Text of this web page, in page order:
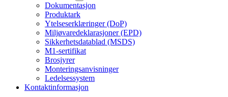
Dokumentasjon
Produktark
Ytelseserklæringer (DoP)
Miljøvaredeklarasjoner (EPD)
Sikkerhetsdatablad (MSDS)
M1-sertifikat
Brosjyrer
Monteringsanvisninger
Ledelsessystem
Kontaktinformasjon